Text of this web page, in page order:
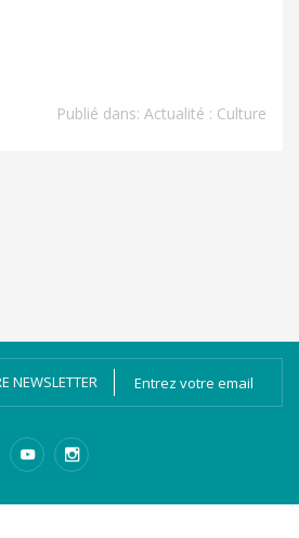
Publié dans: Actualité : Culture
NEWSLETTER